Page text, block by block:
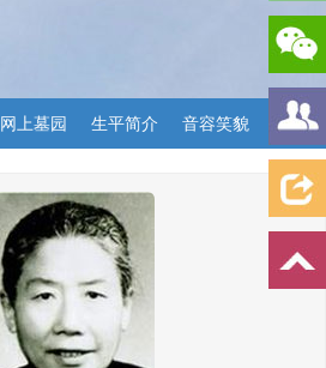
网上墓园 生平简介 音容笑貌